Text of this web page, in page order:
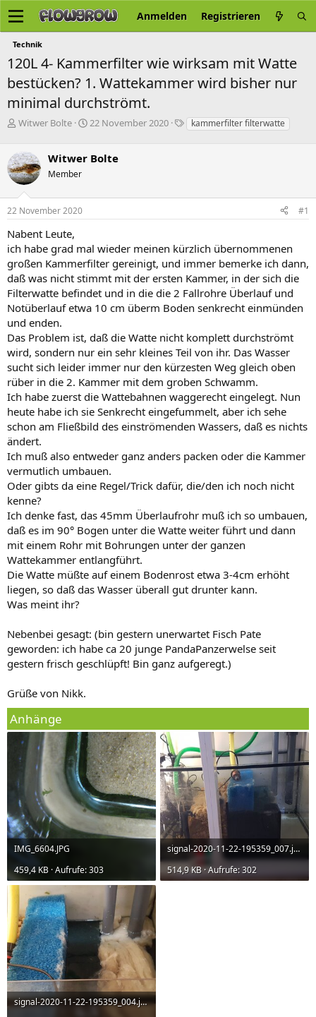
Anmelden Registrieren
Technik
120L 4- Kammerfilter wie wirksam mit Watte
bestücken? 1. Wattekammer wird bisher nur
minimal durchströmt.
E
t
e
l
l
e
r
Witwer Bolte
E
t
l
a
22 November 2020
S
w
r
e
kammerfilter filterwatte
Witwer Bolte
Member
22 November 2020 #1
Nabent Leute,
ich habe grad mal wieder meinen kürzlich übernommenen
großen Kammerfilter gereinigt, und immer bemerke ich dann,
daß was nicht stimmt mit der ersten Kammer, in der sich die
Filterwatte befindet und in die die 2 Fallrohre Überlauf und
Notüberlauf etwa 10 cm überm Boden senkrecht einmünden
und enden.
Das Problem ist, daß die Watte nicht komplett durchströmt
wird, sondern nur ein sehr kleines Teil von ihr. Das Wasser
sucht sich leider immer nur den kürzesten Weg gleich oben
rüber in die 2. Kammer mit dem groben Schwamm.
Ich habe zuerst die Wattebahnen waggerecht eingelegt. Nun
heute habe ich sie Senkrecht eingefummelt, aber ich sehe
schon am Fließbild des einströmenden Wassers, daß es nichts
ändert.
Ich muß also entweder ganz anders packen oder die Kammer
vermutlich umbauen.
Oder gibts da eine Regel/Trick dafür, die/den ich noch nicht
kenne?
Ich denke fast, das 45mm Überlaufrohr muß ich so umbauen,
daß es im 90° Bogen unter die Watte weiter führt und dann
mit einem Rohr mit Bohrungen unter der ganzen
Wattekammer entlangführt.
Die Watte müßte auf einem Bodenrost etwa 3-4cm erhöht
liegen, so daß das Wasser überall gut drunter kann.
Was meint ihr?
Nebenbei gesagt: (bin gestern unerwartet Fisch Pate
geworden: ich habe ca 20 junge PandaPanzerwelse seit
gestern frisch geschlüpft! Bin ganz aufgeregt.)
Grüße von Nikk.
Anhänge
IMG_6604.JPG
459,4 KB · Aufrufe: 303
signal-2020-11-22-195359_007.jpeg
514,9 KB · Aufrufe: 302
signal-2020-11-22-195359_004.jpeg